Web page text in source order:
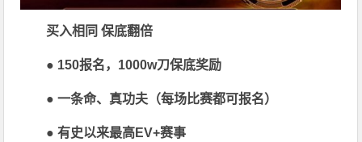
买入相同 保底翻倍
● 150报名，1000w刀保底奖励
● 一条命、真功夫（每场比赛都可报名）
● 有史以来最高EV+赛事